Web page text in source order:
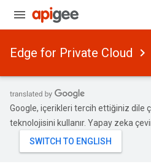
Edge for Private Cloud
Google, içerikleri tercih ettiğiniz dile
teknolojisini kullanır. Yapay zeka